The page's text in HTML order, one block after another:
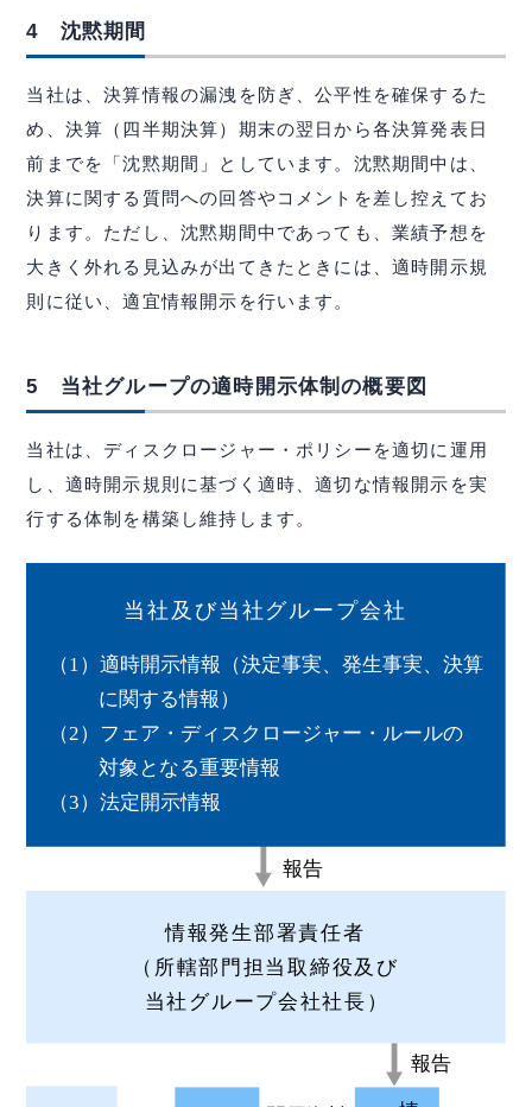
contact
ご相談・ご質問はお気軽にどうぞ。
email お問合せフォーム
資源の一生に、夢と責任。
事業所map arrow_forward
4 沈黙期間
当社は、決算情報の漏洩を防ぎ、公平性を確保するた
め、決算（四半期決算）期末の翌日から各決算発表日
前までを「沈黙期間」としています。沈黙期間中は、
決算に関する質問への回答やコメントを差し控えてお
ります。ただし、沈黙期間中であっても、業績予想を
大きく外れる見込みが出てきたときには、適時開示規
則に従い、適宜情報開示を行います。
5 当社グループの適時開示体制の概要図
当社は、ディスクロージャー・ポリシーを適切に運用
し、適時開示規則に基づく適時、適切な情報開示を実
行する体制を構築し維持します。